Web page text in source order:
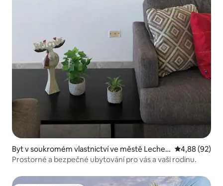
Byt v soukromém vlastnictví ve městě Lecheri
a
Průměrné
4,88 (92)
Prostorné a bezpečné ubytování pro vás a vaši rodinu.